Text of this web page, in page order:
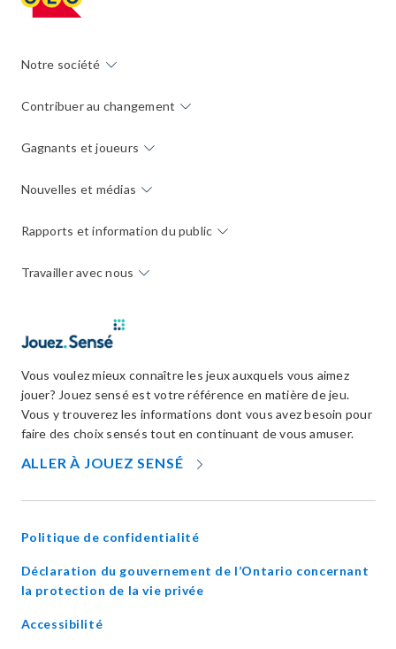
Notre société
Contribuer au changement
Gagnants et joueurs
Nouvelles et médias
Rapports et information du public
Travailler avec nous
Vous voulez mieux connaître les jeux auxquels vous aimez
jouer? Jouez sensé est votre référence en matière de jeu.
Vous y trouverez les informations dont vous avez besoin pour
faire des choix sensés tout en continuant de vous amuser.
ALLER À JOUEZ SENSÉ
NEW
Politique de confidentialité
Déclaration du gouvernement de l’Ontario concernant
la protection de la vie privéeopens
Accessibilité